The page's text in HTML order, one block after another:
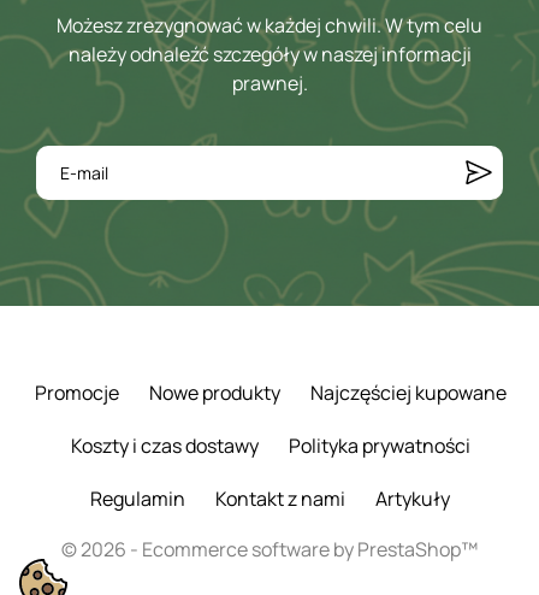
Możesz zrezygnować w każdej chwili. W tym celu
należy odnaleźć szczegóły w naszej informacji
prawnej.
Promocje Nowe produkty
Najczęściej kupowane
Koszty i czas dostawy
Polityka prywatności
Regulamin
Kontakt z nami
Artykuły
© 2026 - Ecommerce software by PrestaShop™